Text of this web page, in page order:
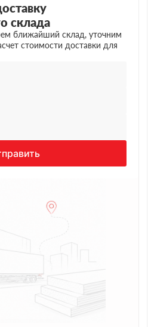
склада
ближайший склад, уточним
стоимости доставки для